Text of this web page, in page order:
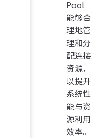
Pool
能够合
理地管
理和分
配连接
资源，
以提升
系统性
能与资
源利用
效率。